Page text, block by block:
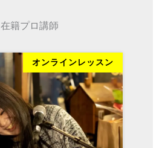
在籍プロ講師
オンラインレッスン